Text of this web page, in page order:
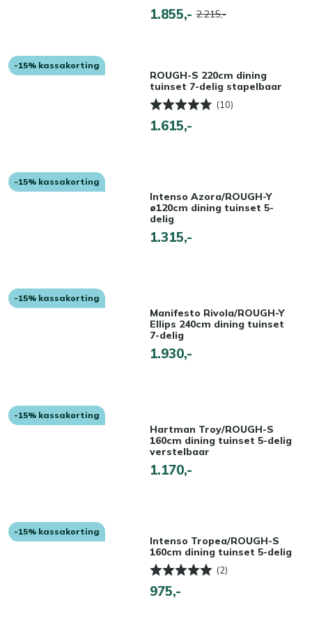
1.855,- 2.215,-
-15% kassakorting
ROUGH-S 220cm dining
tuinset 7-delig stapelbaar
(10)
1.615,-
-15% kassakorting
Intenso Azora/ROUGH-Y
ø120cm dining tuinset 5-
delig
1.315,-
-15% kassakorting
Manifesto Rivola/ROUGH-Y
Ellips 240cm dining tuinset
7-delig
1.930,-
-15% kassakorting
Hartman Troy/ROUGH-S
160cm dining tuinset 5-delig
verstelbaar
1.170,-
-15% kassakorting
Intenso Tropea/ROUGH-S
160cm dining tuinset 5-delig
(2)
975,-